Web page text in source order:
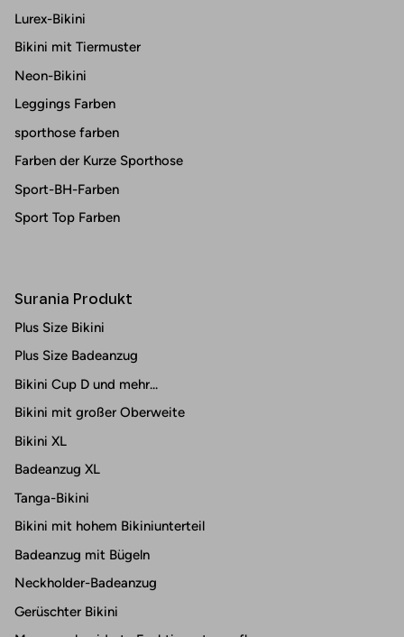
Lurex-Bikini
Bikini mit Tiermuster
Neon-Bikini
Leggings Farben
sporthose farben
Farben der Kurze Sporthose
Sport-BH-Farben
Sport Top Farben
Surania Produkt
Plus Size Bikini
Plus Size Badeanzug
Bikini Cup D und mehr...
Bikini mit großer Oberweite
Bikini XL
Badeanzug XL
Tanga-Bikini
Bikini mit hohem Bikiniunterteil
Badeanzug mit Bügeln
Neckholder-Badeanzug
Gerüschter Bikini